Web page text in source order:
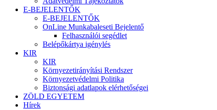
E-BEJELENTŐK
E-BEJELENTŐK
OnLine Munkabaleseti Bejelentő
Felhasználói segédlet
Belépőkártya igénylés
KIR
KIR
Környezetirányítási Rendszer
Környezetvédelmi Politika
Biztonsági adatlapok elérhetőségei
ZÖLD EGYETEM
Hírek